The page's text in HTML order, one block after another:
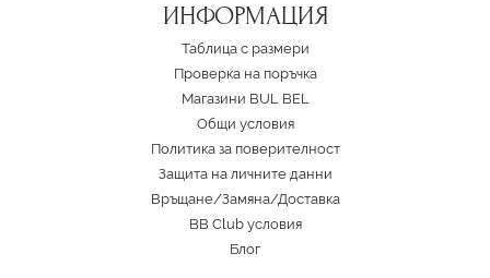
ИНФОРМАЦИЯ
Таблица с размери
Проверка на поръчка
Магазини BUL BEL
Oбщи условия
Политика за поверителност
Защита на личните данни
Връщане/Замяна/Доставка
BB Club условия
Блог